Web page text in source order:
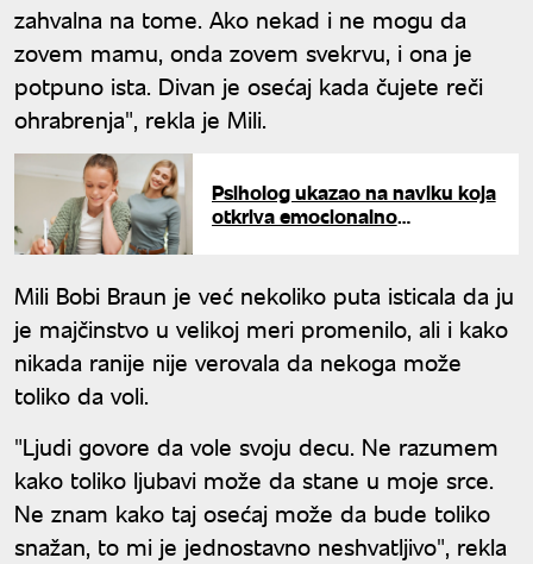
zahvalna na tome. Ako nekad i ne mogu da
zovem mamu, onda zovem svekrvu, i ona je
potpuno ista. Divan je osećaj kada čujete reči
ohrabrenja", rekla je Mili.
Psiholog ukazao na naviku koja
otkriva emocionalno
Mili Bobi Braun je već nekoliko puta isticala da ju
je majčinstvo u velikoj meri promenilo, ali i kako
nikada ranije nije verovala da nekoga može
toliko da voli.
"Ljudi govore da vole svoju decu. Ne razumem
kako toliko ljubavi može da stane u moje srce.
Ne znam kako taj osećaj može da bude toliko
snažan, to mi je jednostavno neshvatljivo", rekla